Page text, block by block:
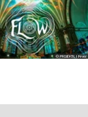
© PROJEKTIL I Fever